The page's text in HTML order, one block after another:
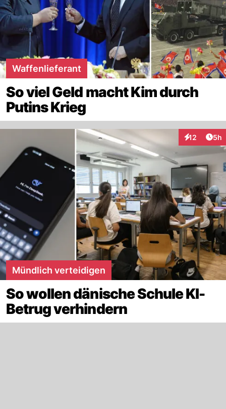
Waffenlieferant
So viel Geld macht Kim durch
Putins Krieg
12
Interaktionen
5h
Mündlich verteidigen
So wollen dänische Schule KI-
Betrug verhindern